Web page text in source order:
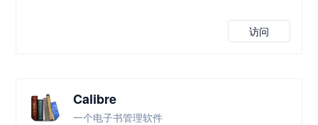
访问
Calibre
一个电子书管理软件